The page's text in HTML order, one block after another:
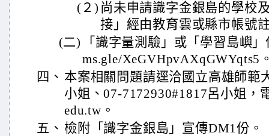
(２) 尚未申請識字金銀島的學校
接」經由教育雲或縣市帳號
(二)
「識字量測驗」或「學習島嶼
ms.gle/XeGVHpvAXqGWYqts5
四、 本案相關問題請逕洽國立高雄師範
小姐、07-7172930#1817呂小姐，
edu.tw。
五、 檢附「識字金銀島」宣傳DM1份。